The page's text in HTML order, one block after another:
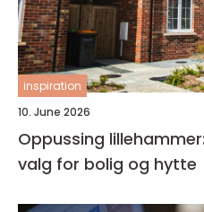
inspiration
10. June 2026
Oppussing
valg for bolig og hytte